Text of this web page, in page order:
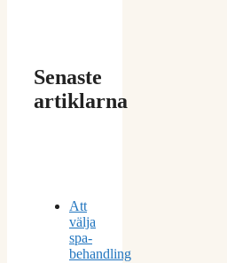
Senaste
artiklarna
Att
välja
spa-
behandling